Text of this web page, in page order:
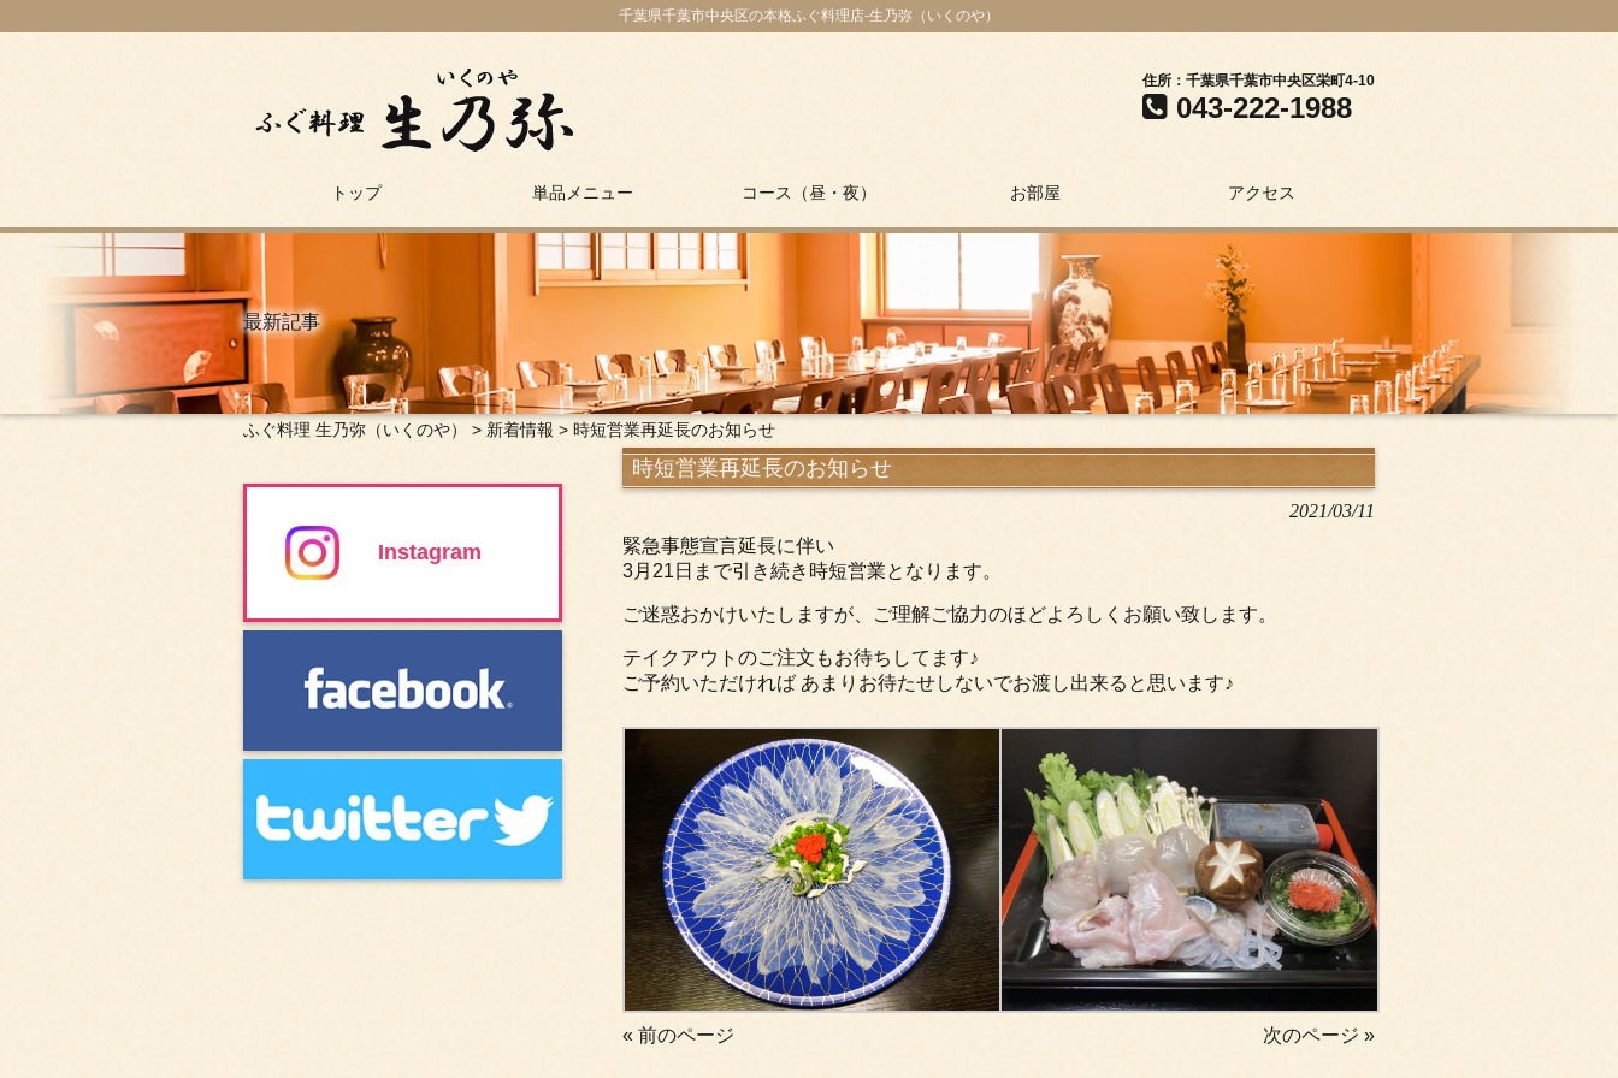
千葉県千葉市中央区の本格ふぐ料理店-生乃弥（いくのや）
住所：千葉県千葉市中央区栄町4-10
043-222-1988
トップ 単品メニュー コース（昼・夜） お部屋 アクセス
最新記事
ふぐ料理 生乃弥（いくのや） > 新着情報 > 時短営業再延長のお知らせ
時短営業再延長のお知らせ
2021/03/11
緊急事態宣言延長に伴い
3月21日まで引き続き時短営業となります。
ご迷惑おかけいたしますが、ご理解ご協力のほどよろしくお願い致します。
テイクアウトのご注文もお待ちしてます♪
ご予約いただければ あまりお待たせしないでお渡し出来ると思います♪
« 前のページ 次のページ »
Instagram